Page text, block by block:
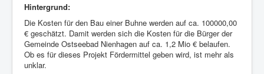
Hintergrund:
Die Kosten für den Bau einer Buhne werden auf ca. 100000,00
€ geschätzt. Damit werden sich die Kosten für die Bürger der
Gemeinde Ostseebad Nienhagen auf ca. 1,2 Mio € belaufen.
Ob es für dieses Projekt Fördermittel geben wird, ist mehr als
unklar.